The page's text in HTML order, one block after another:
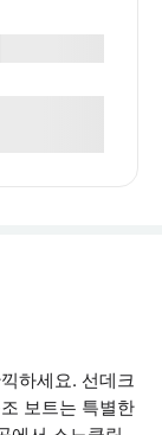
하세요. 선데크
보트는 특별한